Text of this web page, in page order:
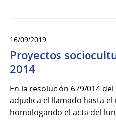
16/09/2019
Proyectos
2014
En la resolución 679/014
adjudica el llamado hasta el
homologando el acta del